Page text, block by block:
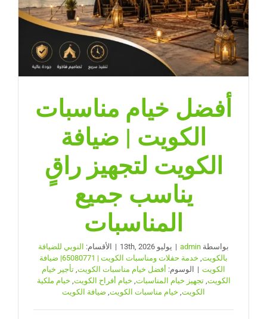
أفضل خيام مناسبات
الكويت | ضيافة
الكويت لتجهيز راقٍ
يناسب جميع
المناسبات
بواسطة admin
| يوليو 13th, 2026 | الأقسام: النوبي للضيافة
بالكويت
خدمة حفلات ومناسبات الكويت | 65080771| ضيافة
الكويت | الوسوم: أفضل خيام مناسبات الكويت تأجير خيام
الكويت ,تجهيز خيام المناسبات خيام أفراح الكويت خيام ملكية
الكويت خيام مناسبات الكويت ضيافة الكويت